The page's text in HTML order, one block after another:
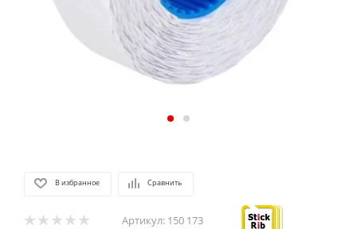
В избранное Сравнить
Артикул: 150 173